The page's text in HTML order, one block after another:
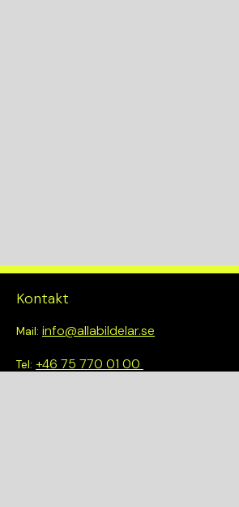
Kontakt
Mail: info@allabildelar.se
Tel: +46 75 770 01 00